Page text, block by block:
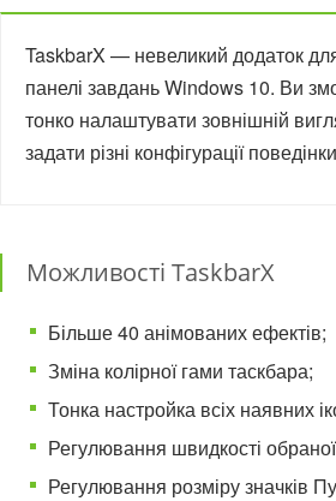
TaskbarX — невеликий додаток для
панелі завдань Windows 10. Ви
тонко налаштувати зовнішній
задати різні конфігурації
Можливості TaskbarX
Більше 40 анімованих ефектів;
Зміна колірної гами таскбара;
Тонка настройка всіх наявних
Регулювання швидкості обраної
Регулювання розміру значків